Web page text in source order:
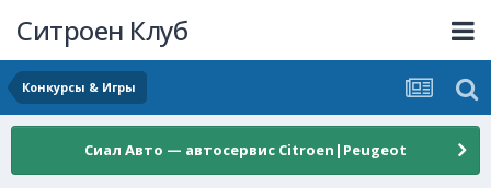
Ситроен Клуб
Конкурсы & Игры
Сиал Авто — автосервис Citroen|Peugeot